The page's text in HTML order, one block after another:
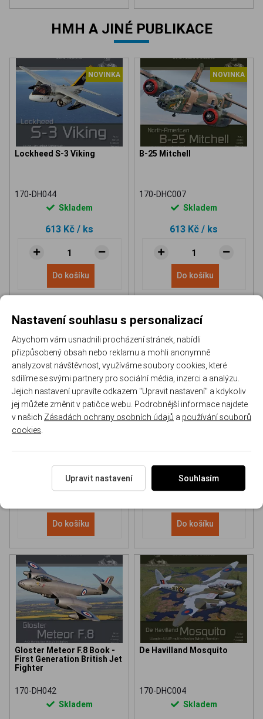
HMH A JINÉ PUBLIKACE
NOVINKA
Lockheed S-3 Viking
170-DH044
Skladem
613 Kč / ks
Do košíku
NOVINKA
B-25 Mitchell
170-DHC007
Skladem
613 Kč / ks
Do košíku
NH 90 helicopter Book
613 Kč/ ks
Do košíku
P-51D Mustang Book
565 Kč/ ks
Do košíku
Gloster Meteor F.8 Book -
First Generation British Jet
Fighter
170-DH042
Skladem
De Havilland Mosquito
170-DHC004
Skladem
Nastavení souhlasu s personalizací
Abychom vám usnadnili procházení stránek, nabídli
přizpůsobený obsah nebo reklamu a mohli anonymně
analyzovat návštěvnost, využíváme soubory cookies, které
sdílíme se svými partnery pro sociální média, inzerci a analýzu.
Jejich nastavení upravíte odkazem "Upravit nastavení" a kdykoliv
jej můžete změnit v patičce webu. Podrobnější informace najdete
v našich Zásadách ochrany osobních údajů a používání souborů
cookies
Upravit nastavení Souhlasím